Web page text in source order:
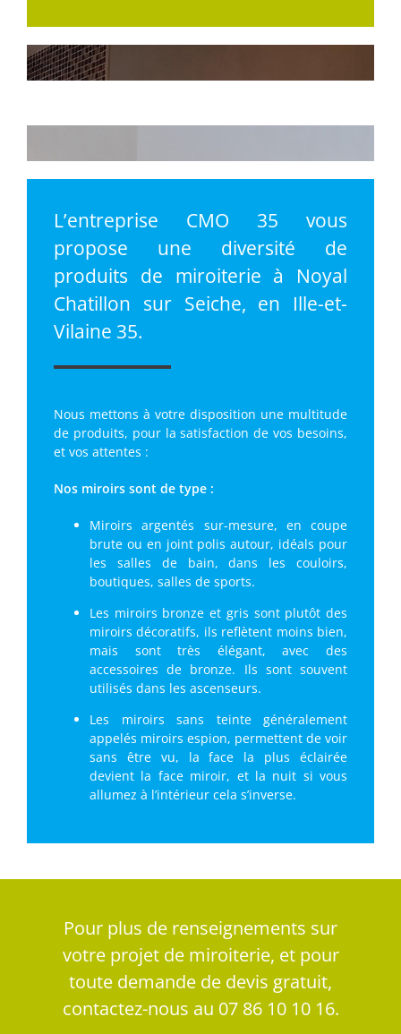
L’entreprise CMO 35 vous
propose une diversité de
produits de miroiterie à Noyal
Chatillon sur Seiche, en Ille-et-
Vilaine 35.
Nous mettons à votre disposition une multitude
de produits, pour la satisfaction de vos besoins,
et vos attentes :
Nos miroirs sont de type :
Miroirs argentés sur-mesure, en coupe
brute ou en joint polis autour, idéals pour
les salles de bain, dans les couloirs,
boutiques, salles de sports.
Les miroirs bronze et gris sont plutôt des
miroirs décoratifs, ils reflètent moins bien,
mais sont très élégant, avec des
accessoires de bronze. Ils sont souvent
utilisés dans les ascenseurs.
Les miroirs sans teinte généralement
appelés miroirs espion, permettent de voir
sans être vu, la face la plus éclairée
devient la face miroir, et la nuit si vous
allumez à l’intérieur cela s’inverse.
Pour plus de renseignements sur
votre projet de miroiterie, et pour
toute demande de devis gratuit,
contactez-nous au 07 86 10 10 16.